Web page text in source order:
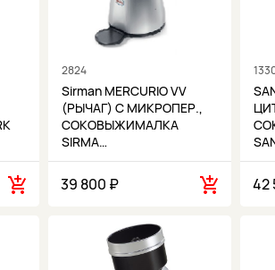
2824
Sirman MERCURIO VV
(РЫЧАГ) С МИКРОПЕР.,
СОКОВЫЖИМАЛКА
SIRMA…
39 800 ₽ 42